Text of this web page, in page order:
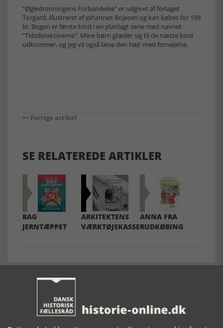
”Øgledronningens Forbandelse” er udgivet af forlaget
Torgard, illustreret af Johannes Bojesen og kan købes for 199
kr. Bogen er første bind i en planlagt serie med navnet
”Tidsdetektiverne”. Mine børn glæder sig til de næste bind
udkommer, og jeg vil også læse den højt med fornøjelse.
Forrige artikel
SE RELATEREDE ARTIKLER
BAG
JERNTÆPPET
ARKITEKTENS
VÆRKTØJSKASSE
ANNA FRA
RUDKØBING